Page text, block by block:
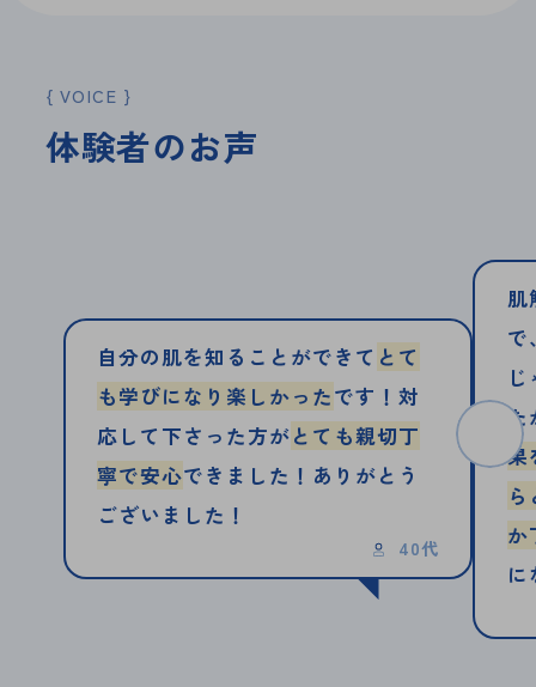
VOICE
体験者のお声
自分の肌を知ることができて とて
も学びになり楽しかったです！対
応して下さった方がとても親切丁
寧で安心できました！ありがとう
ございました！
40代
肌
で
た
果
か
に